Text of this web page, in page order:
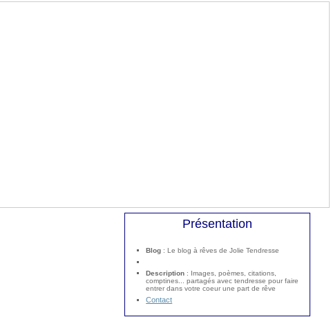
Présentation
Blog : Le blog à rêves de Jolie Tendresse
Description : Images, poèmes, citations,
comptines... partagés avec tendresse pour faire
entrer dans votre coeur une part de rêve
Contact